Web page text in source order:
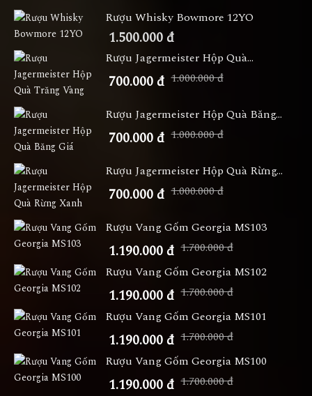
Rượu Whisky Bowmore 12YO
1.500.000 đ
Rượu Jagermeister Hộp Quà...
700.000 đ 1.000.000 đ
Rượu Jagermeister Hộp Quà Băng...
700.000 đ 1.000.000 đ
Rượu Jagermeister Hộp Quà Rừng...
700.000 đ 1.000.000 đ
Rượu Vang Gốm Georgia MS103
1.190.000 đ 1.700.000 đ
Rượu Vang Gốm Georgia MS102
1.190.000 đ 1.700.000 đ
Rượu Vang Gốm Georgia MS101
1.190.000 đ 1.700.000 đ
Rượu Vang Gốm Georgia MS100
1.190.000 đ 1.700.000 đ